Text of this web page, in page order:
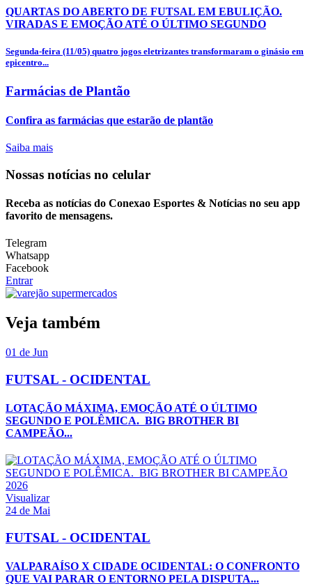
QUARTAS DO ABERTO DE FUTSAL EM EBULIÇÃO.
VIRADAS E EMOÇÃO ATÉ O ÚLTIMO SEGUNDO
Segunda-feira (11/05) quatro jogos eletrizantes transformaram o ginásio em
epicentro...
Farmácias de Plantão
Confira as farmácias que estarão de plantão
Saiba mais
Nossas notícias no celular
Receba as notícias do Conexao Esportes & Notícias no seu app
favorito de mensagens.
Telegram
Whatsapp
Facebook
Entrar
Veja também
01 de Jun
FUTSAL - OCIDENTAL
LOTAÇÃO MÁXIMA, EMOÇÃO ATÉ O ÚLTIMO
SEGUNDO E POLÊMICA. BIG BROTHER BI
CAMPEÃO...
Visualizar
24 de Mai
FUTSAL - OCIDENTAL
VALPARAÍSO X CIDADE OCIDENTAL: O CONFRONTO
QUE VAI PARAR O ENTORNO PELA DISPUTA...